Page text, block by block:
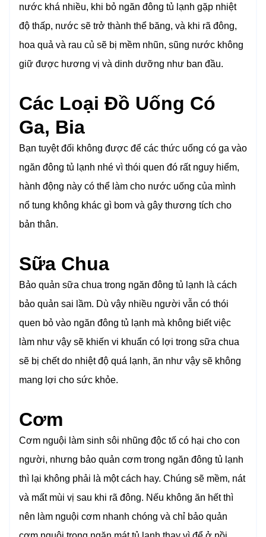
nước khá nhiều, khi bỏ ngăn đông tủ lạnh gặp nhiệt
độ thấp, nước sẽ trở thành thể băng, và khi rã đông,
hoa quả và rau củ sẽ bị mềm nhũn, sũng nước không
giữ được hương vị và dinh dưỡng như ban đầu.
Các Loại Đồ Uống Có
Ga, Bia
Bạn tuyệt đối không được để các thức uống có ga vào
ngăn đông tủ lạnh nhé vì thói quen đó rất nguy hiểm,
hành động này có thể làm cho nước uống của mình
nổ tung không khác gì bom và gây thương tích cho
bản thân.
Sữa Chua
Bảo quản sữa chua trong ngăn đông tủ lạnh là cách
bảo quản sai lầm. Dù vậy nhiều người vẫn có thói
quen bỏ vào ngăn đông tủ lạnh mà không biết việc
làm như vậy sẽ khiến vi khuẩn có lợi trong sữa chua
sẽ bị chết do nhiệt độ quá lạnh, ăn như vậy sẽ không
mang lợi cho sức khỏe.
Cơm
Cơm nguội làm sinh sôi nhũng độc tố có hại cho con
người, nhưng bảo quản cơm trong ngăn đông tủ lạnh
thì lại không phải là một cách hay. Chúng sẽ mềm, nát
và mất mùi vị sau khi rã đông. Nếu không ăn hết thì
nên làm nguội cơm nhanh chóng và chỉ bảo quản